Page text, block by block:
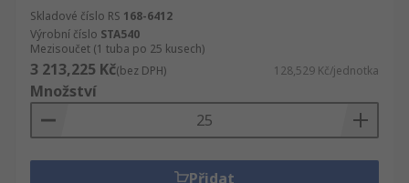
Skladové číslo RS 168-6412
Výrobní číslo STA540
Mezisoučet (1 tuba po 25 kusech)
3 213,225 Kč(bez DPH) 128,529 Kč/jednotka
Množství
Přidat